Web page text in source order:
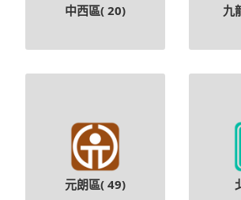
中西區( 20) 九
元朗區( 49)